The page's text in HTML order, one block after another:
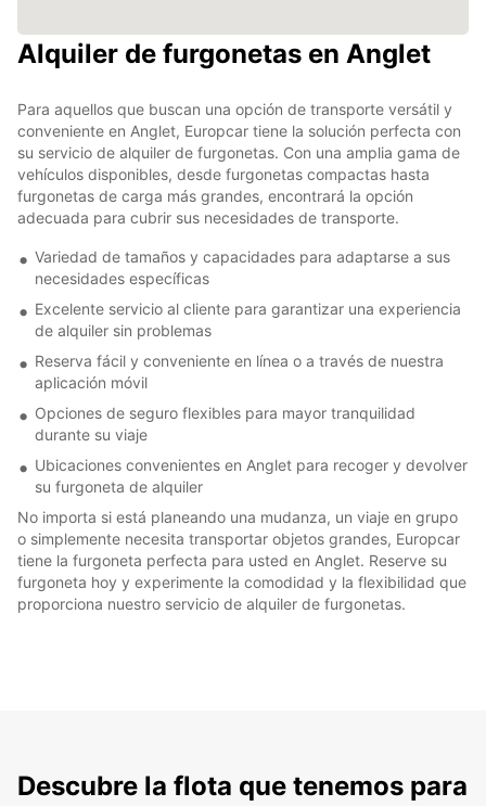
Alquiler de furgonetas en Anglet
Para aquellos que buscan una opción de transporte versátil y
conveniente en Anglet, Europcar tiene la solución perfecta con
su servicio de alquiler de furgonetas. Con una amplia gama de
vehículos disponibles, desde furgonetas compactas hasta
furgonetas de carga más grandes, encontrará la opción
adecuada para cubrir sus necesidades de transporte.
Variedad de tamaños y capacidades para adaptarse a sus
necesidades específicas
Excelente servicio al cliente para garantizar una experiencia
de alquiler sin problemas
Reserva fácil y conveniente en línea o a través de nuestra
aplicación móvil
Opciones de seguro flexibles para mayor tranquilidad
durante su viaje
Ubicaciones convenientes en Anglet para recoger y devolver
su furgoneta de alquiler
No importa si está planeando una mudanza, un viaje en grupo
o simplemente necesita transportar objetos grandes, Europcar
tiene la furgoneta perfecta para usted en Anglet. Reserve su
furgoneta hoy y experimente la comodidad y la flexibilidad que
proporciona nuestro servicio de alquiler de furgonetas.
Descubre la flota que tenemos para